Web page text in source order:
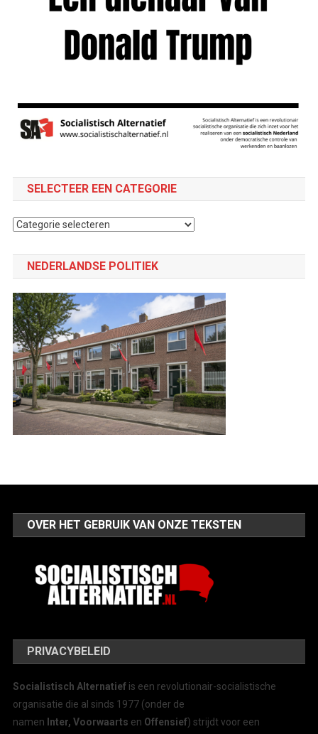
SELECTEER EEN CATEGORIE
Selecteer
categorie
NEDERLANDSE POLITIEK
OVER HET GEBRUIK VAN ONZE TEKSTEN
PRIVACYBELEID
Socialistisch Alternatief is een revolutionair-socialistische
organisatie die al sinds 1977 (onder de
namen Inter, Voorwaarts en Offensief) strijdt voor een